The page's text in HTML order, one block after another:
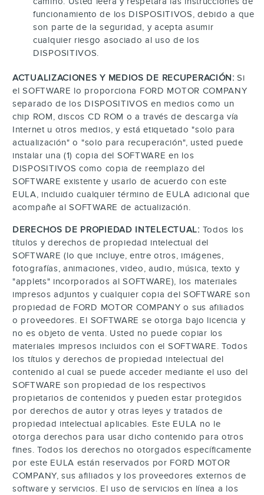
funcionamiento de los DISPOSITIVOS, debido a que
son parte de la seguridad, y acepta asumir
cualquier riesgo asociado al uso de los
DISPOSITIVOS.
ACTUALIZACIONES Y MEDIOS DE RECUPERACIÓN: Si
el SOFTWARE lo proporciona FORD MOTOR COMPANY
separado de los DISPOSITIVOS en medios como un
chip ROM, discos CD ROM o a través de descarga vía
Internet u otros medios, y está etiquetado "solo para
actualización" o "solo para recuperación", usted puede
instalar una (1) copia del SOFTWARE en los
DISPOSITIVOS como copia de reemplazo del
SOFTWARE existente y usarlo de acuerdo con este
EULA, incluido cualquier término de EULA adicional que
acompañe al SOFTWARE de actualización.
DERECHOS DE PROPIEDAD INTELECTUAL: Todos los
títulos y derechos de propiedad intelectual del
SOFTWARE (lo que incluye, entre otros, imágenes,
fotografías, animaciones, video, audio, música, texto y
"applets" incorporados al SOFTWARE), los materiales
impresos adjuntos y cualquier copia del SOFTWARE son
propiedad de FORD MOTOR COMPANY o sus afiliados
o proveedores. El SOFTWARE se otorga bajo licencia y
no es objeto de venta. Usted no puede copiar los
materiales impresos incluidos con el SOFTWARE. Todos
los títulos y derechos de propiedad intelectual del
contenido al cual se puede acceder mediante el uso del
SOFTWARE son propiedad de los respectivos
propietarios de contenidos y pueden estar protegidos
por derechos de autor y otras leyes y tratados de
propiedad intelectual aplicables. Este EULA no le
otorga derechos para usar dicho contenido para otros
fines. Todos los derechos no otorgados específicamente
por este EULA están reservados por FORD MOTOR
COMPANY, sus afiliados y los proveedores externos de
software y servicios. El uso de servicios en línea a los